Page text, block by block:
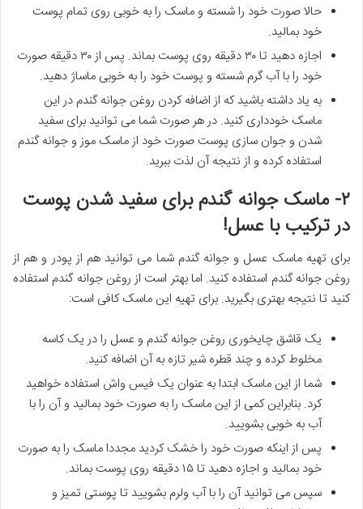
حالا صورت خود را شسته و ماسک را به خوبی روی تمام پوست
خود بمالید.
اجازه دهید تا ۳۰ دقیقه روی پوست بماند. پس از ۳۰ دقیقه صورت
خود را با آب گرم شسته و پوست خود را به خوبی ماساژ دهید.
به یاد داشته باشید که از اضافه کردن روغن جوانه گندم در این
ماسک خودداری کنید. در هر صورت شما می توانید برای سفید
شدن و جوان سازی پوست صورت خود از ماسک موز و جوانه گندم
استفاده کرده و از نتیجه آن لذت ببرید.
۲- ماسک جوانه گندم برای سفید شدن پوست
در ترکیب با عسل!
برای تهیه ماسک عسل و جوانه گندم شما می توانید هم از پودر و هم از
روغن جوانه گندم استفاده کنید. اما بهتر است از روغن جوانه گندم استفاده
کنید تا نتیجه بهتری بگیرید. برای تهیه این ماسک کافی است:
یک قاشق چایخوری روغن جوانه گندم و عسل را در یک کاسه
مخلوط کرده و چند قطره شیر تازه به آن اضافه کنید.
شما از این ماسک ابتدا به عنوان یک فیس واش استفاده خواهید
کرد. بنابراین کمی از این ماسک را به صورت خود بمالید و آن را با
آب به خوبی بشویید.
پس از اینکه صورت خود را خشک کردید مجددا ماسک را به صورت
خود بمالید و اجازه دهید تا ۱۵ دقیقه روی پوست بماند.
سپس می توانید آن را با آب ولرم بشویید تا پوستی تمیز و